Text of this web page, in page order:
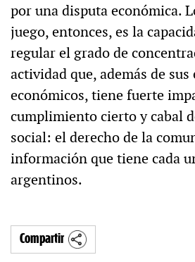
por una disputa económica.
juego, entonces, es la
regular el grado de
actividad que, además de sus
económicos, tiene fuerte
cumplimiento cierto y cabal
social: el derecho de la
información que tiene cada
argentinos.
Compartir